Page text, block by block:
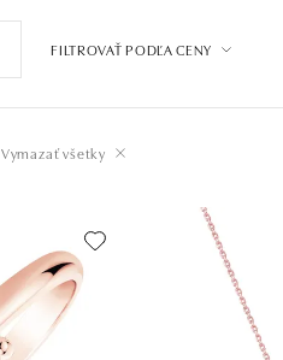
FILTROVAŤ PODĽA CENY
Vymazať všetky